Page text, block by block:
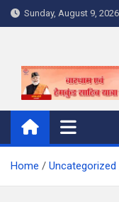
Skip
to
Sunday, August 9, 2026
Home Uncategorized